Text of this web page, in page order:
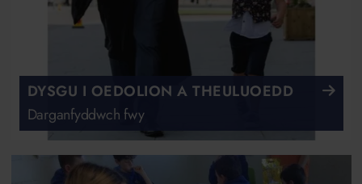
DYSGU I OEDOLION A THEULUOEDD
Darganfyddwch fwy